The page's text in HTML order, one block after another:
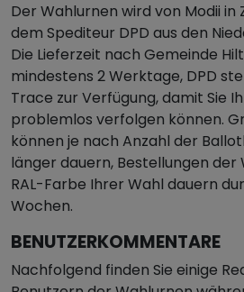
Der Wahlurnen wird von Modii
dem Spediteur DPD aus den
Die Lieferzeit nach Gemeinde
mindestens 2 Werktage, DPD
Trace zur Verfügung, damit Sie
problemlos verfolgen können.
können je nach Anzahl der
länger dauern, Bestellungen der
RAL-Farbe Ihrer Wahl dauern
Wochen.
BENUTZERKOMMENTARE
Nachfolgend finden Sie einige